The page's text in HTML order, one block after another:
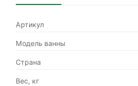
Артикул
Модель ванны
Страна
Вес, кг